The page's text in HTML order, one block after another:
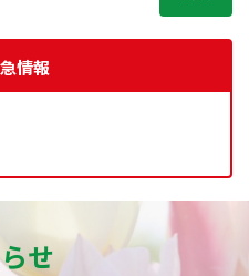
情報
せ